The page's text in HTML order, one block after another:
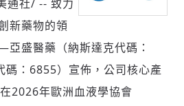
社會
通社/ -- 致力
新藥物的領
盛醫藥（納斯達克代碼：
碼：6855）宣佈，公司核心產
2026年歐洲血液學協會